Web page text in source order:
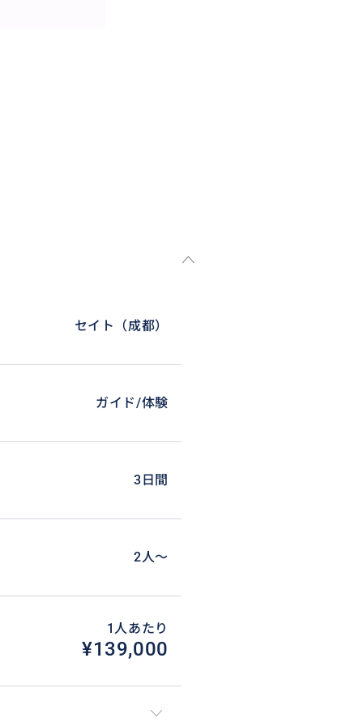
セイト（成都）
ガイド/体験
3日間
2人〜
1人あたり
¥139,000